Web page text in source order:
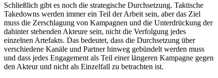
Schließlich gibt es noch die strategische Durchsetzung. Taktische
Takedowns werden immer ein Teil der Arbeit sein, aber das Ziel
muss die Zerschlagung von Kampagnen und die Unterdrückung der
dahinter stehenden Akteure sein, nicht die Verfolgung jedes
einzelnen Artefakts. Das bedeutet, dass die Durchsetzung über
verschiedene Kanäle und Partner hinweg gebündelt werden muss
und dass jedes Engagement als Teil einer längeren Kampagne gegen
den Akteur und nicht als Einzelfall zu betrachten ist.